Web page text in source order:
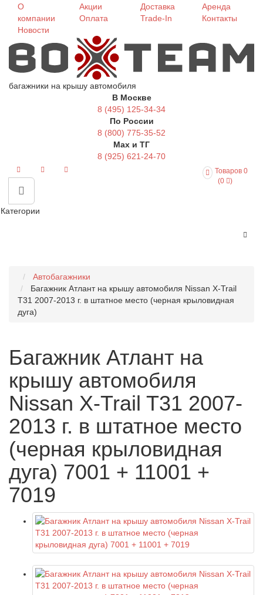
О
компании
Новости
Акции
Оплата
Доставка
Trade-In
Аренда
Контакты
багажники на крышу автомобиля
В Москве
8 (495) 125-34-34
По России
8 (800) 775-35-52
Max и ТГ
8 (925) 621-24-70
Товаров 0
(0
)
Категории
Автобагажники
Багажник Атлант на крышу автомобиля Nissan X-Trail
T31 2007-2013 г. в штатное место (черная крыловидная
дуга)
Багажник Атлант на
крышу автомобиля
Nissan X-Trail T31 2007-
2013 г. в штатное место
(черная крыловидная
дуга) 7001 + 11001 +
7019